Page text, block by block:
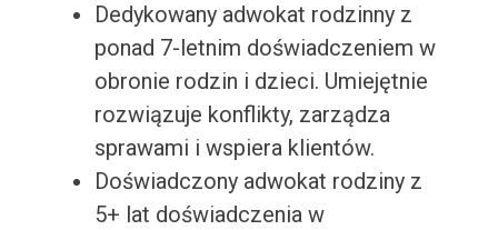
Dedykowany adwokat rodzinny z
ponad 7-letnim doświadczeniem w
obronie rodzin i dzieci. Umiejętnie
rozwiązuje konflikty, zarządza
sprawami i wspiera klientów.
Doświadczony adwokat rodziny z
5+ lat doświadczenia w